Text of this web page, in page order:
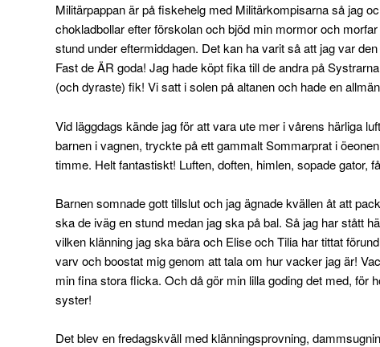
Militärpappan är på fiskehelg med Militärkompisarna så jag
chokladbollar efter förskolan och bjöd min mormor och
stund under eftermiddagen. Det kan ha varit så att jag var
Fast de ÄR goda! Jag hade köpt fika till de andra på
(och dyraste) fik! Vi satt i solen på altanen och hade en
Vid läggdags kände jag för att vara ute mer i vårens härliga
barnen i vagnen, tryckte på ett gammalt Sommarprat i
timme. Helt fantastiskt! Luften, doften, himlen, sopade gator,
Barnen somnade gott tillslut och jag ägnade kvällen åt att
ska de iväg en stund medan jag ska på bal. Så jag har stått
vilken klänning jag ska bära och Elise och Tilia har tittat
varv och boostat mig genom att tala om hur vacker jag är!
min fina stora flicka. Och då gör min lilla goding det med, för
syster!
Det blev en fredagskväll med klänningsprovning,